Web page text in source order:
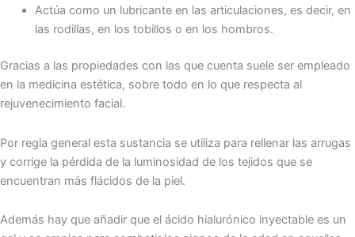
Actúa como un lubricante en las articulaciones, es decir, en
las rodillas, en los tobillos o en los hombros.
Gracias a las propiedades con las que cuenta suele ser empleado
en la medicina estética, sobre todo en lo que respecta al
rejuvenecimiento facial.
Por regla general esta sustancia se utiliza para rellenar las arrugas
y corrige la pérdida de la luminosidad de los tejidos que se
encuentran más flácidos de la piel.
Además hay que añadir que el ácido hialurónico inyectable es un